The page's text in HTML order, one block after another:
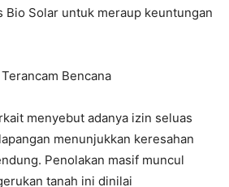
Bio Solar untuk meraup keuntungan
Bencana
menyebut adanya izin seluas
menunjukkan keresahan
Penolakan masif muncul
tanah ini dinilai